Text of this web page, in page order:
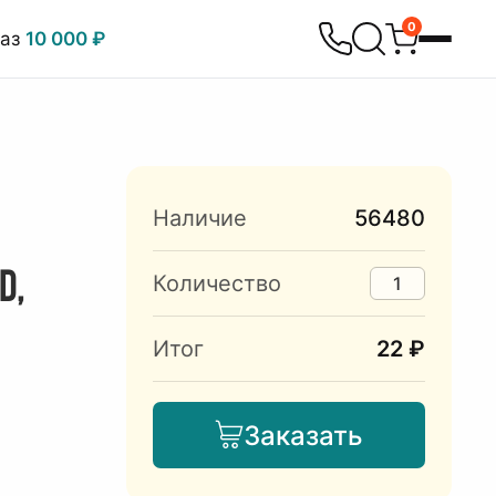
10 000 ₽
0
Наличие 56480
Количество
Итог 22 ₽
Заказать